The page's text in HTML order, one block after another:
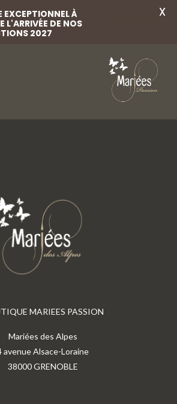
MARIEES PASSION
Mariées des Alpes
avenue Alsace-Loraine
38000 GRENOBLE
EXCEPTIONNEL À
L'ARRIVÉE DE NOS
2027
X